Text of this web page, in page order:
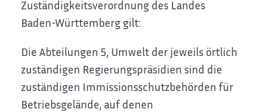
Zuständigkeitsverordnung des Landes
Baden-Württemberg gilt:
Die Abteilungen 5, Umwelt der jeweils örtlich
zuständigen Regierungspräsidien sind die
zuständigen Immissionsschutzbehörden für
Betriebsgelände, auf denen